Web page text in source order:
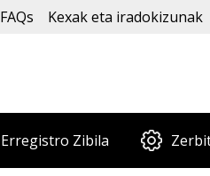
FAQs Kexak eta iradokizunak
Erregistro Zibila